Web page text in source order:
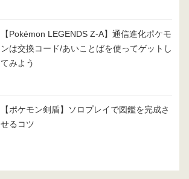
【Pokémon LEGENDS Z-A】通信進化ポケモ
ンは交換コード/あいことばを使ってゲットし
てみよう
【ポケモン剣盾】ソロプレイで図鑑を完成さ
せるコツ